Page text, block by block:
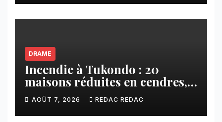
DRAME
Incendie à Tukondo : 20
maisons réduites en cendres,
plusieurs familles sans abri
AOÛT 7, 2026 REDAC REDAC